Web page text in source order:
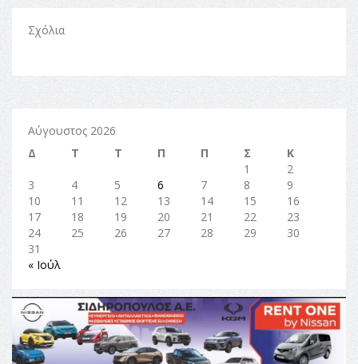
Σχόλια
Αύγουστος 2026
Δ
Τ Τ Π Π Σ
Κ
1
2
3
4 5 6 7 8
9
10
11 12 13 14 15
16
17
18 19 20 21 22
23
24
25 26 27 28 29
30
31
« Ιούλ